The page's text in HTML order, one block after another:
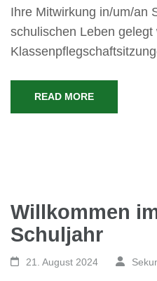
Ihre Mitwirkung in/um/an
schulischen Leben gelegt
READ MORE
Willkommen
Schuljahr
21. August 2024